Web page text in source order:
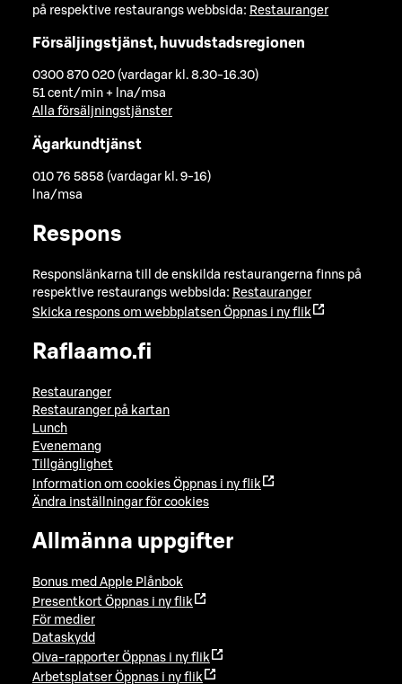
på respektive restaurangs webbsida: Restauranger
Försäljingstjänst, huvudstadsregionen
0300 870 020 (vardagar kl. 8.30-16.30)
51 cent/min + lna/msa
Alla försäljningstjänster
Ägarkundtjänst
010 76 5858 (vardagar kl. 9-16)
lna/msa
Respons
Responslänkarna till de enskilda restaurangerna finns på
respektive restaurangs webbsida: Restauranger
Skicka respons om webbplatsen Öppnas i ny flik
Raflaamo.fi
Restauranger
Restauranger på kartan
Lunch
Evenemang
Tillgänglighet
Information om cookies Öppnas i ny flik
Ändra inställningar för cookies
Allmänna uppgifter
Bonus med Apple Plånbok
Presentkort Öppnas i ny flik
För medier
Dataskydd
Oiva-rapporter Öppnas i ny flik
Arbetsplatser Öppnas i ny flik